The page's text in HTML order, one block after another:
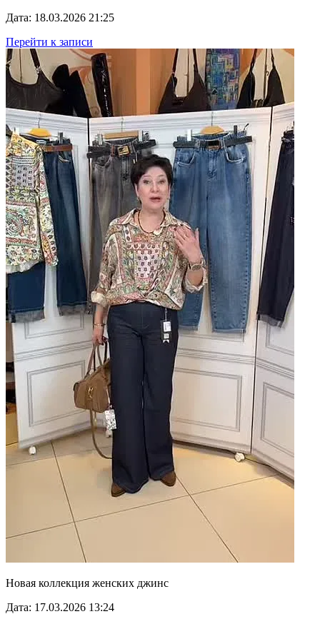
Дата: 18.03.2026 21:25
Перейти к записи
Новая коллекция женских джинс
Дата: 17.03.2026 13:24